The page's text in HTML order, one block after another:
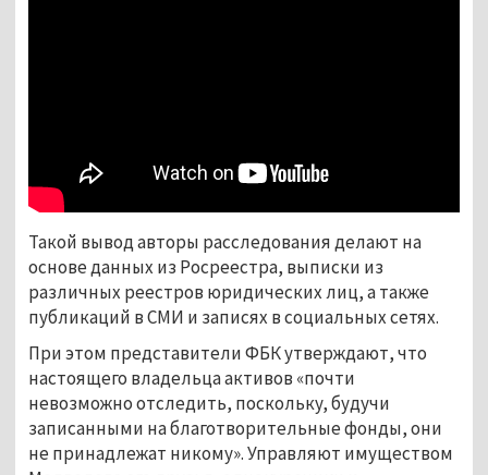
Такой вывод авторы расследования делают на
основе данных из Росреестра, выписки из
различных реестров юридических лиц, а также
публикаций в СМИ и записях в социальных сетях.
При этом представители ФБК утверждают, что
настоящего владельца активов «почти
невозможно отследить, поскольку, будучи
записанными на благотворительные фонды, они
не принадлежат никому». Управляют имуществом